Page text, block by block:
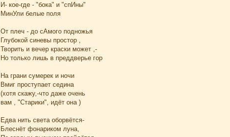
И- кое-где - "бока" и "спИны"
МинУли белые поля
От плеч - до сАмого подножья
Глубокой синевы простор ,
Творить и вечер краски может ,-
Но только лишь в преддверье гор
На грани сумерек и ночи
Вмиг проступает седина
(хотя скажу,-что даже очень
вам , "Старики", идёт она )
Едва нить света оборвётся-
Блеснёт фонариком луна,